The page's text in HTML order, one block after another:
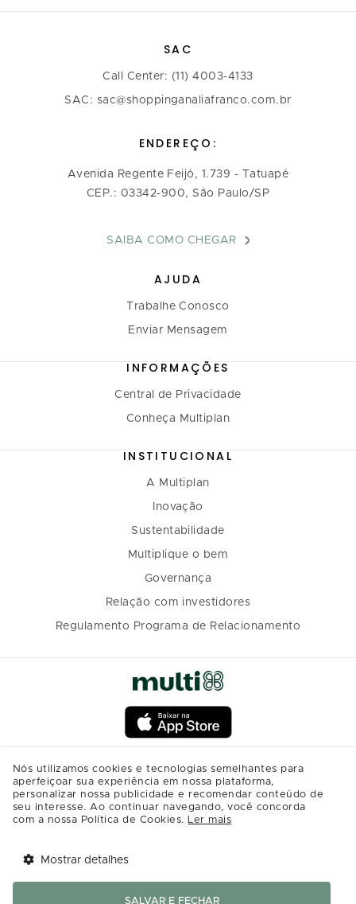
SAC
Call Center: (11) 4003-4133
SAC: sac@shoppinganaliafranco.com.br
ENDEREÇO:
Avenida Regente Feijó, 1.739 - Tatuapé
CEP.: 03342-900, São Paulo/SP
SAIBA COMO CHEGAR
AJUDA
Trabalhe Conosco
Enviar Mensagem
INFORMAÇÕES
Central de Privacidade
Conheça Multiplan
INSTITUCIONAL
A Multiplan
Inovação
Sustentabilidade
Multiplique o bem
Governança
Relação com investidores
Regulamento Programa de Relacionamento
Nós utilizamos cookies e tecnologias semelhantes para
aperfeiçoar sua experiência em nossa plataforma,
personalizar nossa publicidade e recomendar conteúdo de
seu interesse. Ao continuar navegando, você concorda
com a nossa Política de Cookies. Ler mais
Mostrar detalhes
SALVAR E FECHAR Abrir